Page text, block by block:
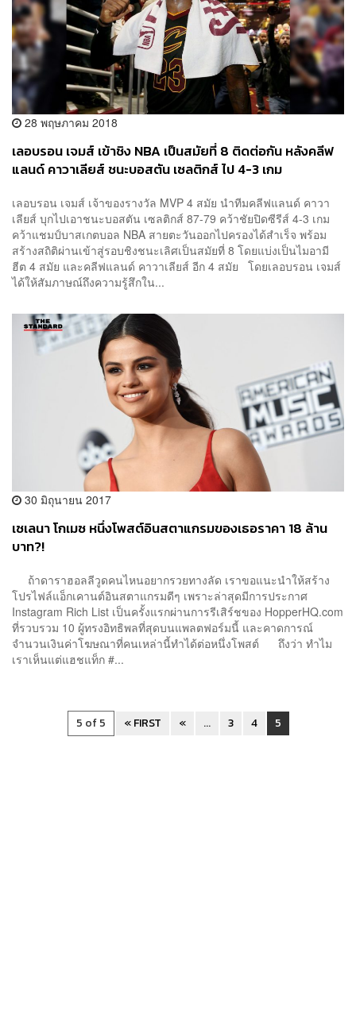
28 พฤษภาคม 2018
เลอบรอน เจมส์ เข้าชิง NBA เป็นสมัยที่ 8 ติดต่อกัน หลังคลีฟ
แลนด์ คาวาเลียส์ ชนะบอสตัน เซลติกส์ ไป 4-3 เกม
เลอบรอน เจมส์ เจ้าของรางวัล MVP 4 สมัย นำทีมคลีฟแลนด์ คาวา
เลียส์ บุกไปเอาชนะบอสตัน เซลติกส์ 87-79 คว้าชัยปิดซีรีส์ 4-3 เกม
คว้าแชมป์บาสเกตบอล NBA สายตะวันออกไปครองได้สำเร็จ พร้อม
สร้างสถิติผ่านเข้าสู่รอบชิงชนะเลิศเป็นสมัยที่ 8 โดยแบ่งเป็นไมอามี
ฮีต 4 สมัย และคลีฟแลนด์ คาวาเลียส์ อีก 4 สมัย โดยเลอบรอน เจมส์
ได้ให้สัมภาษณ์ถึงความรู้สึกใน...
30 มิถุนายน 2017
เซเลนา โกเมซ หนึ่งโพสต์อินสตาแกรมของเธอราคา 18 ล้าน
บาท?!
ถ้าดาราฮอลลีวูดคนไหนอยากรวยทางลัด เราขอแนะนำให้สร้าง
โปรไฟล์แอ็กเคานต์อินสตาแกรมดีๆ เพราะล่าสุดมีการประกาศ
Instagram Rich List เป็นครั้งแรกผ่านการรีเสิร์ชของ HopperHQ.com
ที่รวบรวม 10 ผู้ทรงอิทธิพลที่สุดบนแพลตฟอร์มนี้ และคาดการณ์
จำนวนเงินค่าโฆษณาที่คนเหล่านี้ทำได้ต่อหนึ่งโพสต์ ถึงว่า ทำไม
เราเห็นแต่แฮชแท็ก #...
5 of 5 « FIRST « ... 3 4 5